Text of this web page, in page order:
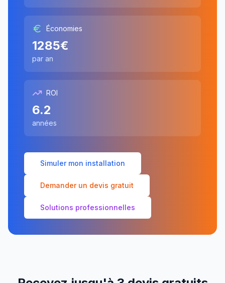
Économies
1285€
par an
ROI
6.2
années
Simuler mon installation
Demander un devis gratuit
Solutions professionnelles